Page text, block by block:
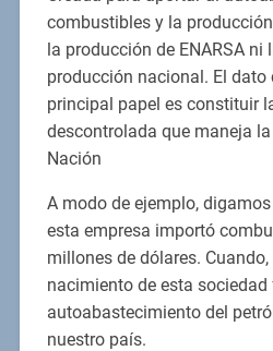
combustibles y la
la producción de ENARSA ni
producción nacional. El dato
principal papel es constituir
descontrolada que maneja
Nación
A modo de ejemplo,
esta empresa importó
millones de dólares.
nacimiento de esta
autoabastecimiento del
nuestro país.